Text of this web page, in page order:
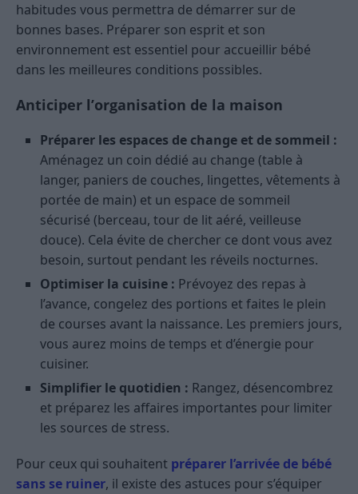
habitudes vous permettra de démarrer sur de
bonnes bases. Préparer son esprit et son
environnement est essentiel pour accueillir bébé
dans les meilleures conditions possibles.
Anticiper l’organisation de la maison
Préparer les espaces de change et de sommeil :
Aménagez un coin dédié au change (table à
langer, paniers de couches, lingettes, vêtements à
portée de main) et un espace de sommeil
sécurisé (berceau, tour de lit aéré, veilleuse
douce). Cela évite de chercher ce dont vous avez
besoin, surtout pendant les réveils nocturnes.
Optimiser la cuisine : Prévoyez des repas à
l’avance, congelez des portions et faites le plein
de courses avant la naissance. Les premiers jours,
vous aurez moins de temps et d’énergie pour
cuisiner.
Simplifier le quotidien : Rangez, désencombrez
et préparez les affaires importantes pour limiter
les sources de stress.
Pour ceux qui souhaitent préparer l’arrivée de bébé
sans se ruiner, il existe des astuces pour s’équiper